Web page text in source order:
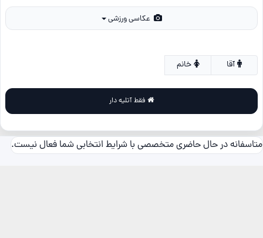
خانم
متاسفانه در حال حاضری متخصصی با شرایط انتخابی شما فعال نیست.